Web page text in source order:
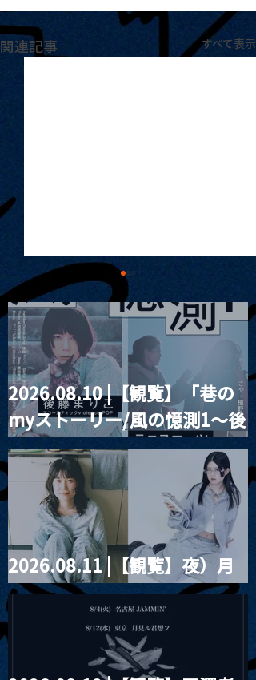
関連記事 すべて表示
MoonRomantic
Channel1周年記念Live
2026.08.10 |【観覧】「巷の
myストーリー/風の憶測1～後
藤まりこアコースティック
violence POPとテニスコー
ツ」
2026.08.11 |【観覧】夜）月
見ル君想フpre. Sugar Shock